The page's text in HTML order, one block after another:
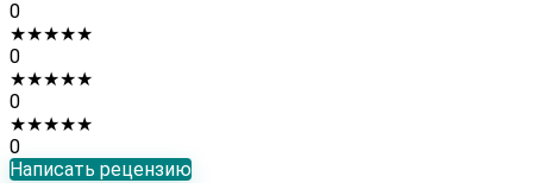
0
★★★★★
0
★★★★★
0
★★★★★
0
Написать рецензию